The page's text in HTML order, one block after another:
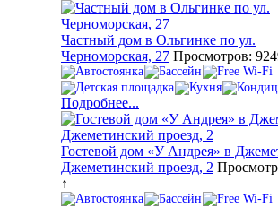
Частный дом в Ольгинке по ул.
Черноморская, 27 Просмотров:
Подробнее...
Гостевой дом «У Андрея» в
Джеметинский проезд, 2
↑